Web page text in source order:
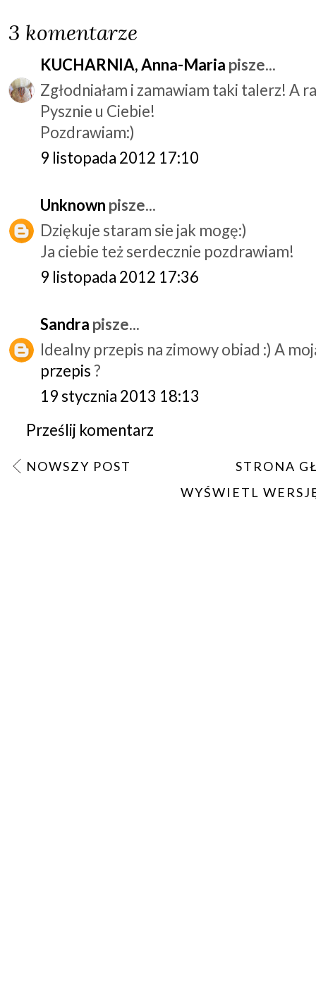
3 komentarze
KUCHARNIA, Anna-Maria pisze...
Zgłodniałam i zamawiam taki talerz! A
Pysznie u Ciebie!
Pozdrawiam:)
9 listopada 2012 17:10
Unknown pisze...
Dziękuje staram sie jak mogę:)
Ja ciebie też serdecznie pozdrawiam!
9 listopada 2012 17:36
Sandra pisze...
Idealny przepis na zimowy obiad :) A
przepis ?
19 stycznia 2013 18:13
Prześlij komentarz
NOWSZY POST
STRONA
WYŚWIETL